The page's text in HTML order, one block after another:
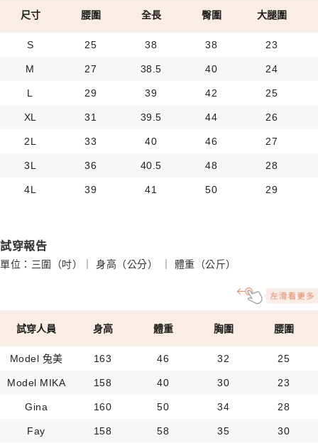
尺寸 腰圍 全長 臀圍 大腿圍
S 25 38 38 23
M 27 38.5 40 24
L 29 39 42 25
XL 31 39.5 44 26
2L 33 40 46 27
3L 36 40.5 48 28
4L 39 41 50 29
試穿報告
單位：三圍（吋）｜ 身高（公分） ｜ 體重（公斤）
試穿人員 身高 體重 胸圍 腰圍
Model 兔美 163 46 32 25
Model MIKA 158 40 30 23
Gina 160 50 34 28
Fay 158 58 35 30